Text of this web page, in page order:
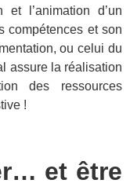
l’animation d’un
compétences et son
ou celui du
assure la réalisation
des ressources
!
et être